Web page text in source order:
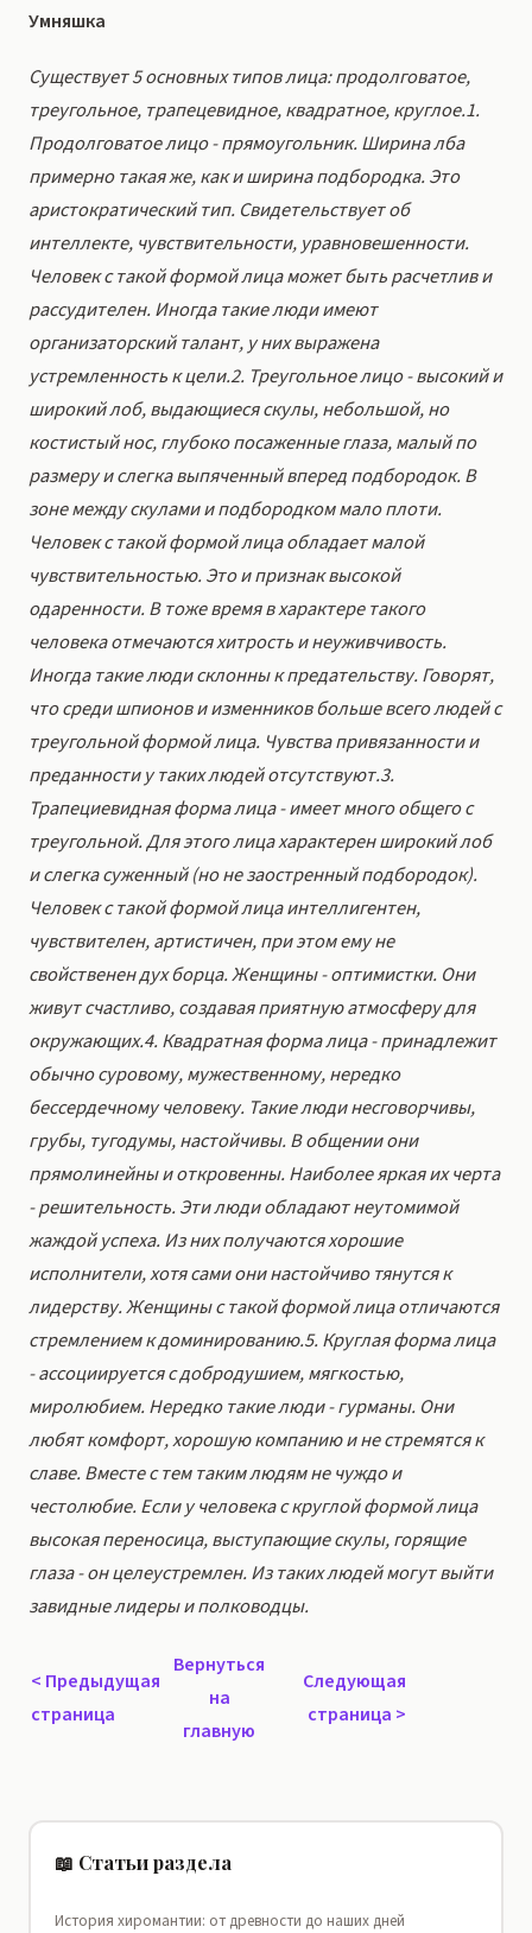
Умняшка
Существует 5 основных типов лица: продолговатое,
треугольное, трапецевидное, квадратное, круглое.1.
Продолговатое лицо - прямоугольник. Ширина лба
примерно такая же, как и ширина подбородка. Это
аристократический тип. Свидетельствует об
интеллекте, чувствительности, уравновешенности.
Человек с такой формой лица может быть расчетлив и
рассудителен. Иногда такие люди имеют
организаторский талант, у них выражена
устремленность к цели.2. Треугольное лицо - высокий и
широкий лоб, выдающиеся скулы, небольшой, но
костистый нос, глубоко посаженные глаза, малый по
размеру и слегка выпяченный вперед подбородок. В
зоне между скулами и подбородком мало плоти.
Человек с такой формой лица обладает малой
чувствительностью. Это и признак высокой
одаренности. В тоже время в характере такого
человека отмечаются хитрость и неуживчивость.
Иногда такие люди склонны к предательству. Говорят,
что среди шпионов и изменников больше всего людей с
треугольной формой лица. Чувства привязанности и
преданности у таких людей отсутствуют.3.
Трапециевидная форма лица - имеет много общего с
треугольной. Для этого лица характерен широкий лоб
и слегка суженный (но не заостренный подбородок).
Человек с такой формой лица интеллигентен,
чувствителен, артистичен, при этом ему не
свойственен дух борца. Женщины - оптимистки. Они
живут счастливо, создавая приятную атмосферу для
окружающих.4. Квадратная форма лица - принадлежит
обычно суровому, мужественному, нередко
бессердечному человеку. Такие люди несговорчивы,
грубы, тугодумы, настойчивы. В общении они
прямолинейны и откровенны. Наиболее яркая их черта
- решительность. Эти люди обладают неутомимой
жаждой успеха. Из них получаются хорошие
исполнители, хотя сами они настойчиво тянутся к
лидерству. Женщины с такой формой лица отличаются
стремлением к доминированию.5. Круглая форма лица
- ассоциируется с добродушием, мягкостью,
миролюбием. Нередко такие люди - гурманы. Они
любят комфорт, хорошую компанию и не стремятся к
славе. Вместе с тем таким людям не чуждо и
честолюбие. Если у человека с круглой формой лица
высокая переносица, выступающие скулы, горящие
глаза - он целеустремлен. Из таких людей могут выйти
завидные лидеры и полководцы.
< Предыдущая
страница
Вернуться
на
главную
Следующая
страница >
📖 Статьи раздела
История хиромантии: от древности до наших дней